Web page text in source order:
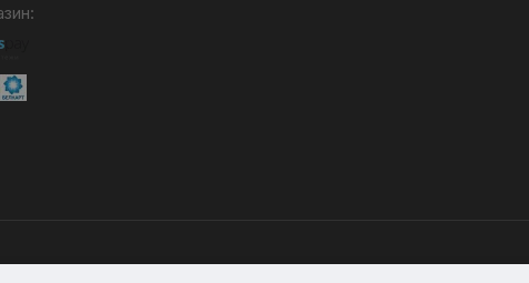
Разработка —Giperlink.by